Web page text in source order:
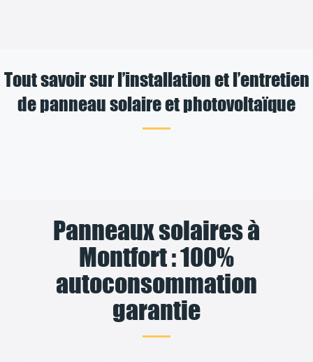
Tout savoir sur l’installation et l’entretien
de panneau solaire et photovoltaïque
Panneaux solaires à
Montfort : 100%
autoconsommation
garantie